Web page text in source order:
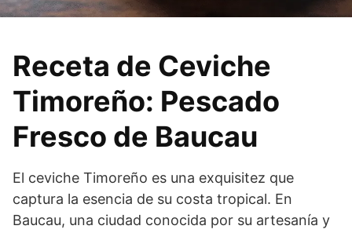
Receta de Ceviche
Timoreño: Pescado
Fresco de Baucau
El ceviche Timoreño es una exquisitez que
captura la esencia de su costa tropical. En
Baucau, una ciudad conocida por su artesanía y